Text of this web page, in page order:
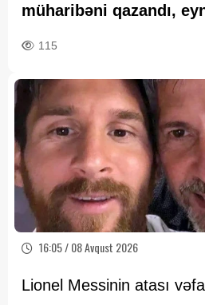
müharibəni qazandı,
115
16:05 / 08 Avqust 2026
Lionel Messinin atası